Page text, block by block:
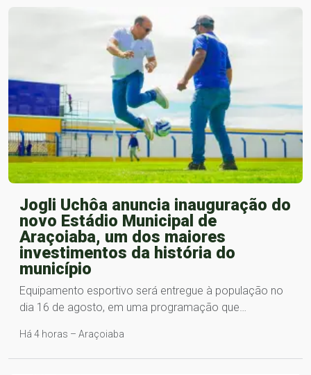
Jogli Uchôa anuncia inauguração do
novo Estádio Municipal de
Araçoiaba, um dos maiores
investimentos da história do
município
Equipamento esportivo será entregue à população no
dia 16 de agosto, em uma programação que…
Há 4 horas – Araçoiaba